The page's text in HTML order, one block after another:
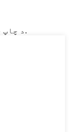
© د چاپ حق - ۲۰۱۰-۲۰۲۵: ټول حقونه خوندي دي.